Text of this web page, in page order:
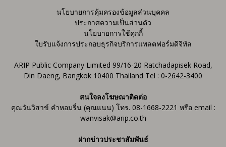
นโยบายการคุ้มครองข้อมูลส่วนบุคคล
ประกาศความเป็นส่วนตัว
นโยบายการใช้คุกกี้
ใบรับแจ้งการประกอบธุรกิจบริการแพลตฟอร์มดิจิทัล
ARIP Public Company Limited 99/16-20 Ratchadapisek Road,
Din Daeng, Bangkok 10400 Thailand Tel : 0-2642-3400
สนใจลงโฆษณาติดต่อ
คุณวันวิสาข์ คำหอมรื่น (คุณแนน) โทร. 08-1668-2221 หรือ email :
wanvisak@arip.co.th
ฝากข่าวประชาสัมพันธ์